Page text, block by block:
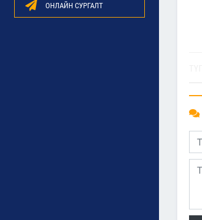
ОНЛАЙН СУРГАЛТ